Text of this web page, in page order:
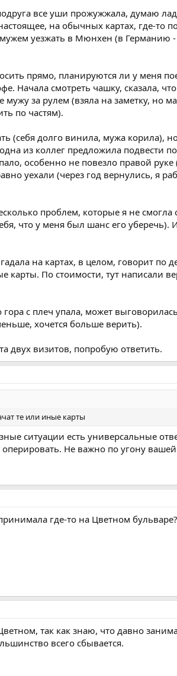
все уши прожужжала, думаю
на обычных картах, где-то
мужем уезжать в Мюнхен (в Германию
прямо, планируются ли у меня
Начала смотреть чашку, сказала,
мужу за рулем (взяла на заметку, но
по частям).
(себя долго винила, мужа корила),
из коллег предложила подвести
особенно не повезло правой
уехали (через год вернулись, я
проблем, которые я не
что у меня был шанс его уберечь).
на картах, в целом, говорит по
карты. По стоимости, тут написали
с плеч упала, может
хочется больше верить).
двух визитов, попробую ответить.
те или иные карты
ситуации есть универсальные
Не важно по угону
где-то на Цветном
так как знаю, что давно
всего сбывается.